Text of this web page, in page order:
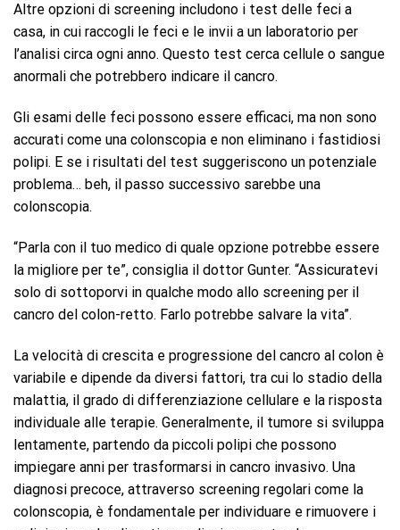
Altre opzioni di screening includono i test delle feci a
casa, in cui raccogli le feci e le invii a un laboratorio per
l’analisi circa ogni anno. Questo test cerca cellule o sangue
anormali che potrebbero indicare il cancro.
Gli esami delle feci possono essere efficaci, ma non sono
accurati come una colonscopia e non eliminano i fastidiosi
polipi. E se i risultati del test suggeriscono un potenziale
problema… beh, il passo successivo sarebbe una
colonscopia.
“Parla con il tuo medico di quale opzione potrebbe essere
la migliore per te”, consiglia il dottor Gunter. “Assicuratevi
solo di sottoporvi in ​​qualche modo allo screening per il
cancro del colon-retto. Farlo potrebbe salvare la vita”.
La velocità di crescita e progressione del cancro al colon è
variabile e dipende da diversi fattori, tra cui lo stadio della
malattia, il grado di differenziazione cellulare e la risposta
individuale alle terapie. Generalmente, il tumore si sviluppa
lentamente, partendo da piccoli polipi che possono
impiegare anni per trasformarsi in cancro invasivo. Una
diagnosi precoce, attraverso screening regolari come la
colonscopia, è fondamentale per individuare e rimuovere i